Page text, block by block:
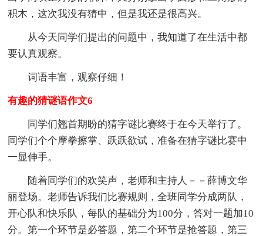
积木，这次我没有猜中，但是我还是很高兴。
从今天同学们提出的问题中，我知道了在生活中都
要认真观察。
词语丰富，观察仔细！
有趣的猜谜语作文6
同学们翘首期盼的猜字谜比赛终于在今天举行了。
同学们个个摩拳擦掌、跃跃欲试，准备在猜字谜比赛中
一显伸手。
随着同学们的欢笑声，老师和主持人－－薛博文华
丽登场。老师告诉我们比赛规则，全班同学分成两队，
开心队和快乐队，每队的基础分为100分，答对一题加10
分。第一个环节是必答题，第二个环节是抢答题，第三